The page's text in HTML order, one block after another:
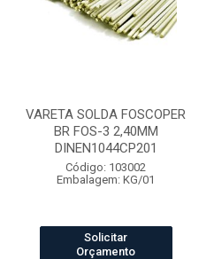
VARETA SOLDA FOSCOPER
BR FOS-3 2,40MM
DINEN1044CP201
Código: 103002
Embalagem: KG/01
Solicitar
Orçamento